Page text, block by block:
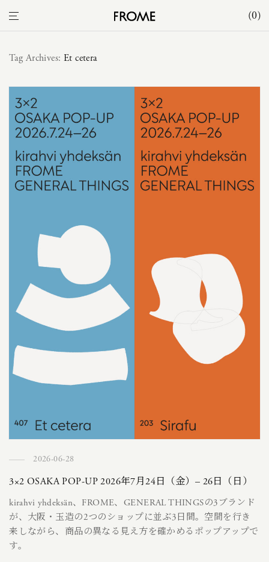
0
Tag Archives: Et cetera
2026-06-28
3×2 OSAKA POP-UP 2026年7月24日（金）– 26日（日）
kirahvi yhdeksän、FROME、GENERAL THINGSの3ブランド
が、大阪・玉造の2つのショップに並ぶ3日間。空間を行き
来しながら、商品の異なる見え方を確かめるポップアップで
す。